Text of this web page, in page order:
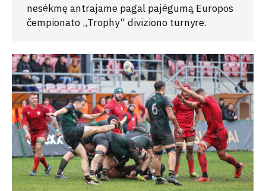
nesėkmę antrajame pagal pajėgumą Europos
čempionato „Trophy“ diviziono turnyre.